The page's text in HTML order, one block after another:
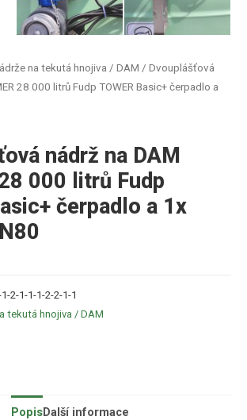
na tekutá hnojiva / DAM / Dvouplášťová
28 000 litrů Fudp TOWER Basic+ čerpadlo a
nádrž na DAM
000 litrů Fudp
čerpadlo a 1x
2-1-1-1-2-2-1-1
tekutá hnojiva / DAM
PopisDalší informace